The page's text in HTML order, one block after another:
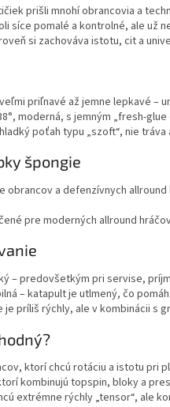
prišli mnohí obrancovia a
síce pomalé a kontrolné, ale už
si zachováva istotu, cit a
veľmi priľnavé až jemne lepkavé –
moderná, s jemným „fresh-
hladký poťah typu „szoft“, nie
špongie
obrancov a defenzívnych
pre moderných allround
– predovšetkým pri servise,
– katapult je utlmený, čo
je príliš rýchly, ale v kombinácii s
ktorí chcú rotáciu a istotu pri
kombinujú topspin, bloky a
extrémne rýchly „tensor“, ale